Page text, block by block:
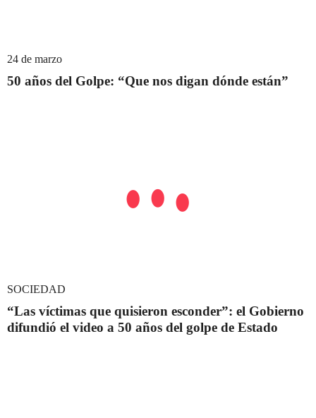
24 de marzo
50 años del Golpe: “Que nos digan dónde están”
SOCIEDAD
“Las víctimas que quisieron esconder”: el Gobierno
difundió el video a 50 años del golpe de Estado